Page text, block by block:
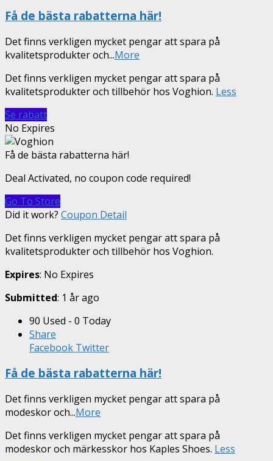
Få de bästa rabatterna här!
Det finns verkligen mycket pengar att spara på
kvalitetsprodukter och...More
Det finns verkligen mycket pengar att spara på
kvalitetsprodukter och tillbehör hos Voghion. Less
Se rabatt
No Expires
Få de bästa rabatterna här!
Deal Activated, no coupon code required!
Go To Store
Did it work? Coupon Detail
Det finns verkligen mycket pengar att spara på
kvalitetsprodukter och tillbehör hos Voghion.
Expires: No Expires
Submitted: 1 år ago
90 Used - 0 Today
Share
Facebook Twitter
Få de bästa rabatterna här!
Det finns verkligen mycket pengar att spara på
modeskor och...More
Det finns verkligen mycket pengar att spara på
modeskor och märkesskor hos Kaples Shoes. Less